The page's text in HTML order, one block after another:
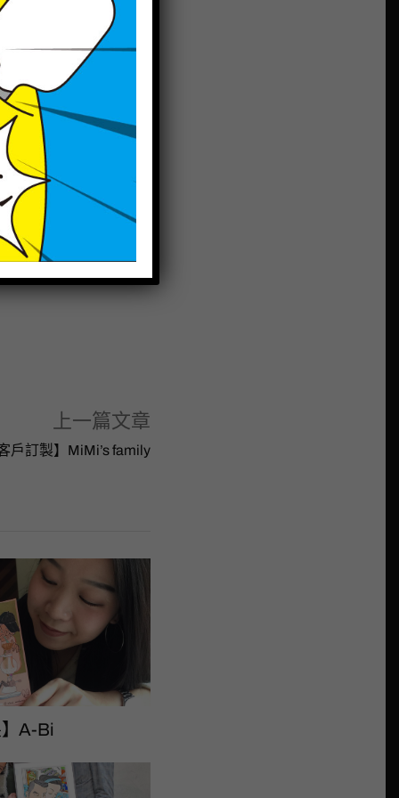
上一篇文章
戶訂製】MiMi’s family
A-Bi